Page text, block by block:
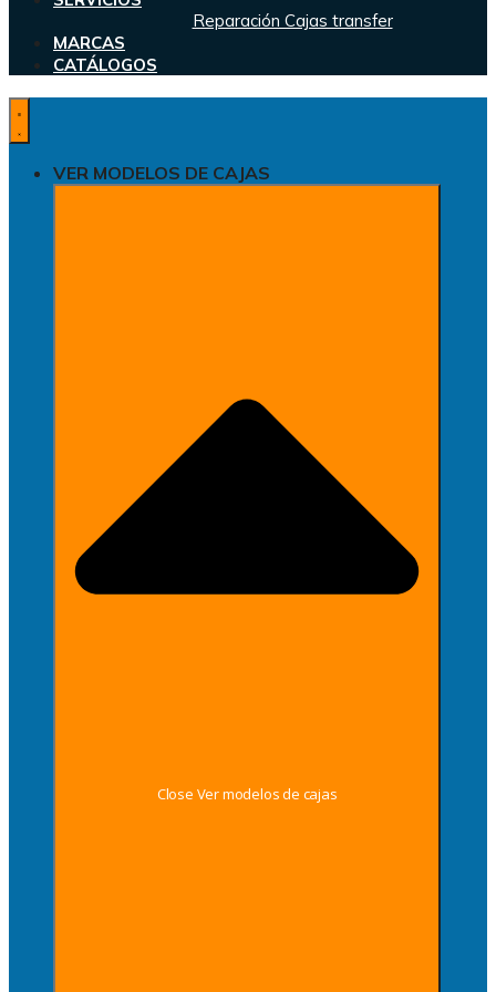
Reparación Cajas transfer
MARCAS
CATÁLOGOS
VER MODELOS DE CAJAS
Close Ver modelos de cajas